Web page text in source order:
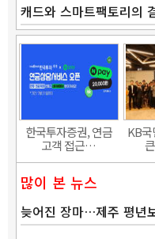
캐드와 스마트팩토리의
한국투자증권, 연금
고객 접근…
KB국
많이 본 뉴스
늦어진 장마…제주 평년